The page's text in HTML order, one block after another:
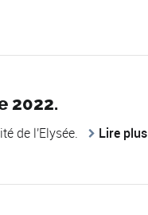
2022.
de l'Elysée. Lire plus